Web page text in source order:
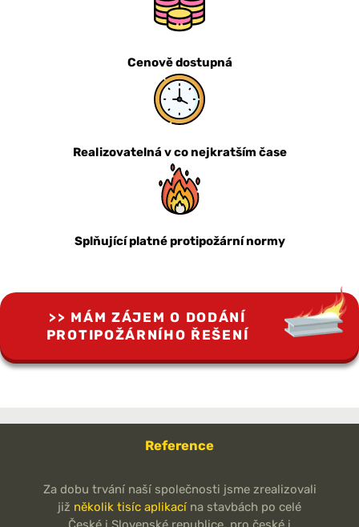
Cenově dostupná
Realizovatelná v co nejkratším čase
Splňující platné protipožární normy
MÁM ZÁJEM O DODÁNÍ
PROTIPOŽÁRNÍHO ŘEŠENÍ
Reference
Za dobu trvání naší společnosti jsme zrealizovali
již několik tisíc aplikací na stavbách po celé